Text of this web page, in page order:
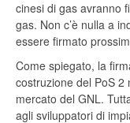
cinesi di gas avranno
gas. Non c’è nulla a
essere firmato
Come spiegato, la
costruzione del PoS 2
mercato del GNL.
agli sviluppatori di